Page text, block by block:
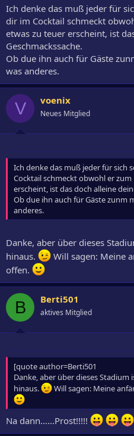
ist, z.B. im Barbados Sunrise.
Was meint Ihr?
(
Ich denke das muß jeder für
dir im Cocktail schmeckt
etwas zu teuer erscheint, ist
Geschmackssache.
Ob due ihn auch für Gäste
was anderes.
V voenix
Neues Mitglied
Ich denke das muß jeder für sich
Cocktail schmeckt obwohl er
erscheint, ist das doch alleine
Ob due ihn auch für Gäste zunm
anderes.
Danke, aber über dieses
hinaus.
Will sagen: Meine
offen.
B Berti501
aktives Mitglied
[quote author=Berti501
Danke, aber über dieses Stadium
hinaus.
Will sagen: Meine
Na dann......Prost!!!!!